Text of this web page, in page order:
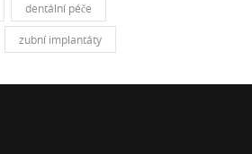
dentální péče
zubní implantáty